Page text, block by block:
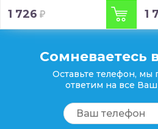
1 726 1
Сомневаетесь
Оставьте телефон, мы
ответим на все